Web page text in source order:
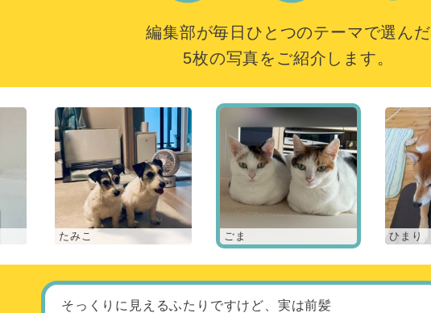
編集部が毎日ひとつのテーマで選んだ
5枚の写真をご紹介します。
たみこ ごま ひまり
そっくりに見えるふたりですけど、実は前髪